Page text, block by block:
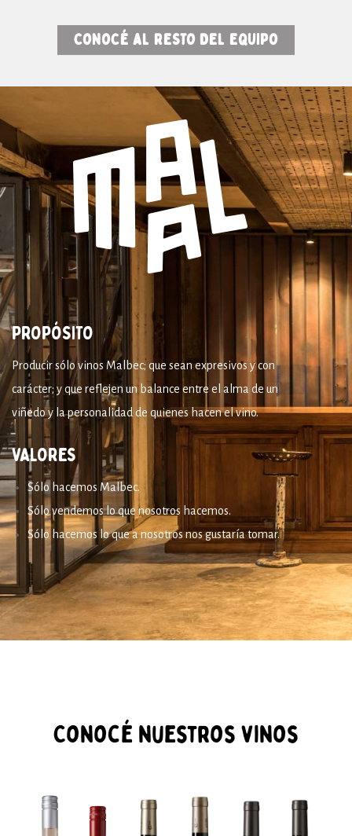
CONOCÉ AL RESTO DEL EQUIPO
PROPÓSITO
Producir sólo vinos Malbec; que sean expresivos y con
carácter; y que reflejen un balance entre el alma de un
viñedo y la personalidad de quienes hacen el vino.
VALORES
Sólo hacemos Malbec.
Sólo vendemos lo que nosotros hacemos.
Sólo hacemos lo que a nosotros nos gustaría tomar.
Conocé nuestros vinos